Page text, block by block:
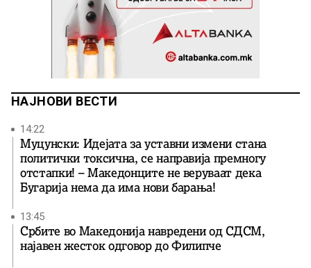
НАЈНОВИ ВЕСТИ
14:22
Муцунски: Идејата за уставни измени стана
политички токсична, се направија премногу
отстапки! – Македонците не веруваат дека
Бугарија нема да има нови барања!
13:45
Србите во Македонија навредени од СДСМ,
најавен жесток одговор до Филипче